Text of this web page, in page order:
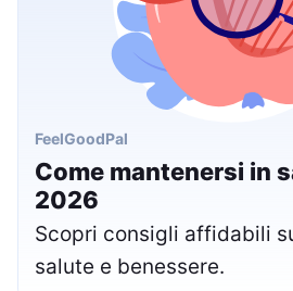
FeelGoodPal
Come mantenersi in
2026
Scopri consigli affidabili
salute e benessere.